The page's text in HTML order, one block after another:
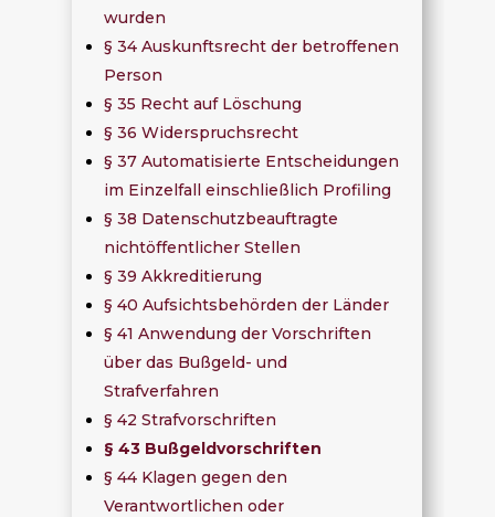
wurden
§ 34 Auskunftsrecht der betroffenen
Person
§ 35 Recht auf Löschung
§ 36 Widerspruchsrecht
§ 37 Automatisierte Entscheidungen
im Einzelfall einschließlich Profiling
§ 38 Datenschutzbeauftragte
nichtöffentlicher Stellen
§ 39 Akkreditierung
§ 40 Aufsichtsbehörden der Länder
§ 41 Anwendung der Vorschriften
über das Bußgeld- und
Strafverfahren
§ 42 Strafvorschriften
§ 43 Bußgeldvorschriften
§ 44 Klagen gegen den
Verantwortlichen oder